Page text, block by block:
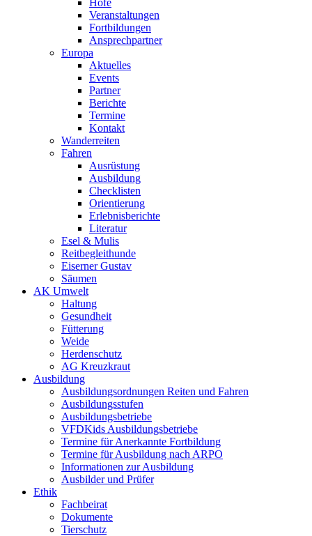
Höfe
Veranstaltungen
Fortbildungen
Ansprechpartner
Europa
Aktuelles
Events
Partner
Berichte
Termine
Kontakt
Wanderreiten
Fahren
Ausrüstung
Ausbildung
Checklisten
Orientierung
Erlebnisberichte
Literatur
Esel & Mulis
Reitbegleithunde
Eiserner Gustav
Säumen
AK Umwelt
Haltung
Gesundheit
Fütterung
Weide
Herdenschutz
AG Kreuzkraut
Ausbildung
Ausbildungsordnungen Reiten und Fahren
Ausbildungsstufen
Ausbildungsbetriebe
VFDKids Ausbildungsbetriebe
Termine für Anerkannte Fortbildung
Termine für Ausbildung nach ARPO
Informationen zur Ausbildung
Ausbilder und Prüfer
Ethik
Fachbeirat
Dokumente
Tierschutz